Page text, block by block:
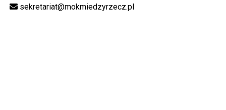
sekretariat@mokmiedzyrzecz.pl